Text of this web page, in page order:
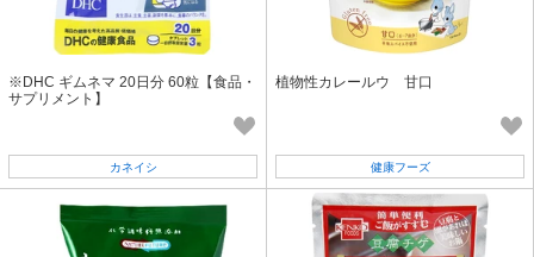
※DHC ギムネマ 20日分 60粒【食品・
サプリメント】
カネイシ
植物性カレールウ 甘口
健康フーズ